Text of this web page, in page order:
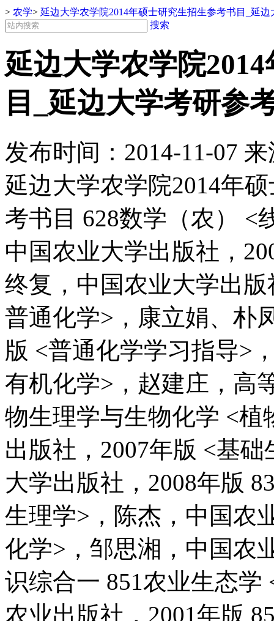
> 农学> 延边大学农学院2014年硕士研究生招生参考书目_延
搜索
延边大学农学院
目_延边大学考研参
发布时间： 2014-11-07 来
延边大学农学院2014年
考书目 628数学（农） <
中国农业大学出版社，
终复，中国农业大学出
普通化学>，康立娟、朴
版 <普通化学学习指导>
有机化学>，赵建庄，高
物生理学与生物化学 <
出版社，2007年版 <基
大学出版社，2008年版
生理学>，陈杰，中国农
化学>，邹思湘，中国农
识综合一 851农业生态
农业出版社，2001年版